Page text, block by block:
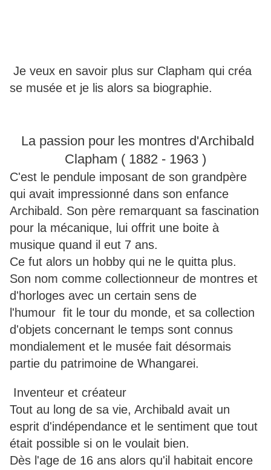
Je veux en savoir plus sur Clapham qui créa
se musée et je lis alors sa biographie.
La passion pour les montres d'Archibald
Clapham ( 1882 - 1963 )
C'est le pendule imposant de son grandpère
qui avait impressionné dans son enfance
Archibald. Son père remarquant sa fascination
pour la mécanique, lui offrit une boite à
musique quand il eut 7 ans.
Ce fut alors un hobby qui ne le quitta plus.
Son nom comme collectionneur de montres et
d'horloges avec un certain sens de
l'humour fit le tour du monde, et sa collection
d'objets concernant le temps sont connus
mondialement et le musée fait désormais
partie du patrimoine de Whangarei.
Inventeur et créateur
Tout au long de sa vie, Archibald avait un
esprit d'indépendance et le sentiment que tout
était possible si on le voulait bien.
Dès l'age de 16 ans alors qu'il habitait encore